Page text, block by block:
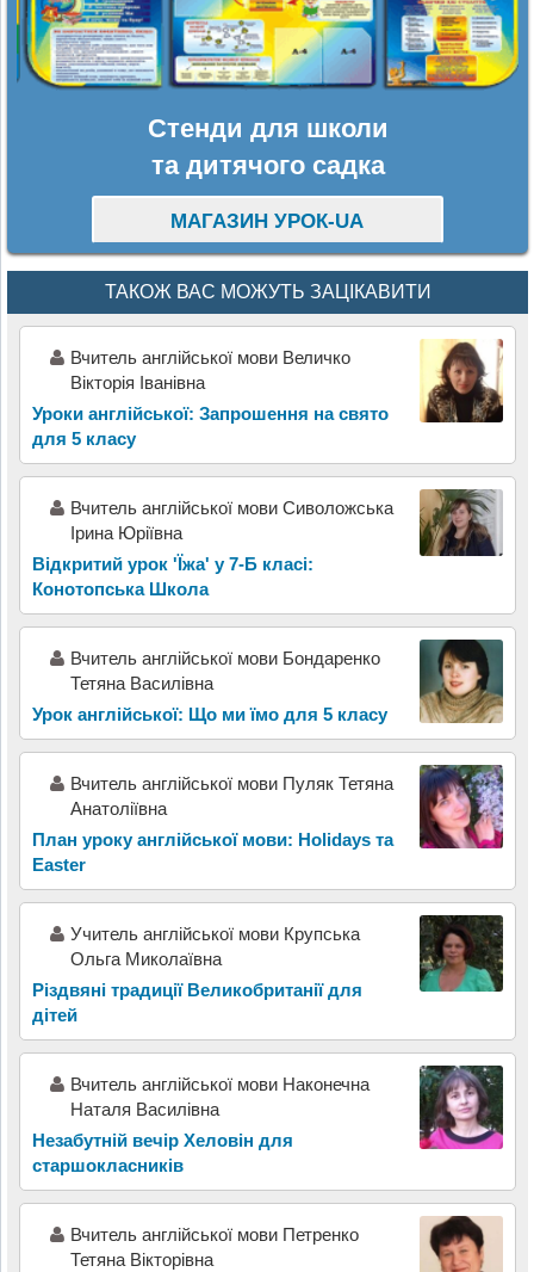
Стенди для школи
та дитячого садка
МАГАЗИН УРОК-UA
ТАКОЖ ВАС МОЖУТЬ ЗАЦІКАВИТИ
Вчитель англійської мови Величко
Вікторія Іванівна
Уроки англійської: Запрошення на свято
для 5 класу
Вчитель англійської мови Сиволожська
Ірина Юріївна
Відкритий урок 'Їжа' у 7-Б класі:
Конотопська Школа
Вчитель англійської мови Бондаренко
Тетяна Василівна
Урок англійської: Що ми їмо для 5 класу
Вчитель англійської мови Пуляк Тетяна
Анатоліївна
План уроку англійської мови: Holidays та
Easter
Учитель англійської мови Крупська
Ольга Миколаївна
Різдвяні традиції Великобританії для
дітей
Вчитель англійської мови Наконечна
Наталя Василівна
Незабутній вечір Хеловін для
старшокласників
Вчитель англійської мови Петренко
Тетяна Вікторівна